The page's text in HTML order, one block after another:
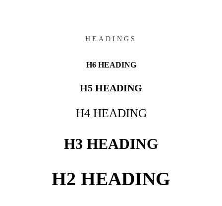
HEADINGS
H6 HEADING
H5 HEADING
H4 HEADING
H3 HEADING
H2 HEADING